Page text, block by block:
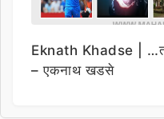
Eknath Khadse |
– एकनाथ खडसे